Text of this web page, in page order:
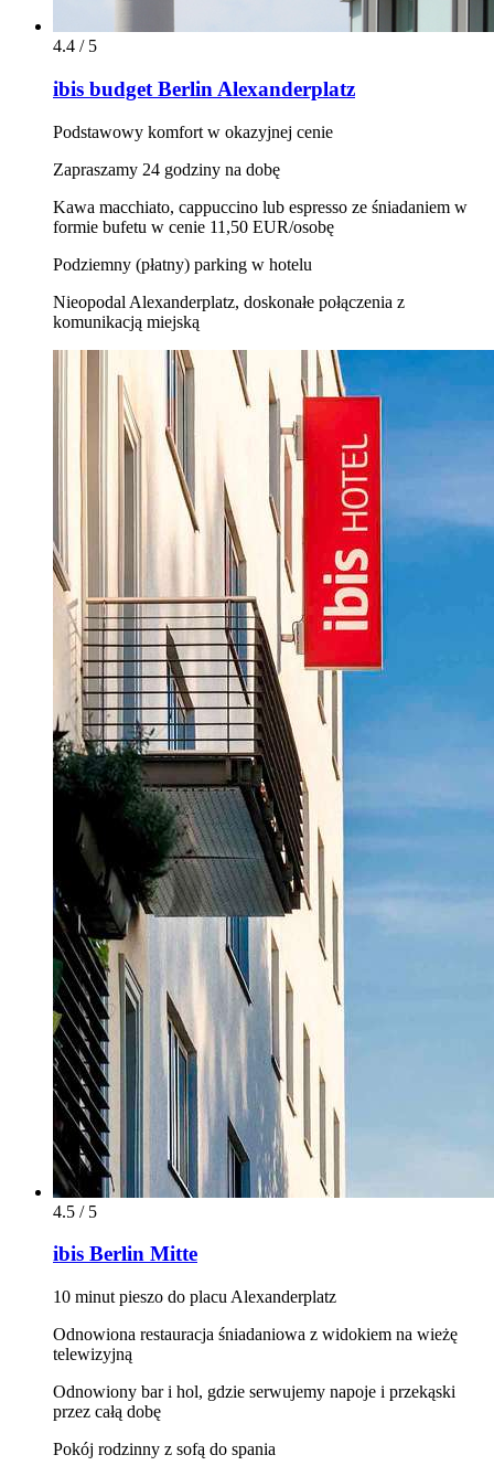
4.4 / 5
ibis budget Berlin Alexanderplatz
Podstawowy komfort w okazyjnej cenie
Zapraszamy 24 godziny na dobę
Kawa macchiato, cappuccino lub espresso ze śniadaniem w
formie bufetu w cenie 11,50 EUR/osobę
Podziemny (płatny) parking w hotelu
Nieopodal Alexanderplatz, doskonałe połączenia z
komunikacją miejską
4.5 / 5
ibis Berlin Mitte
10 minut pieszo do placu Alexanderplatz
Odnowiona restauracja śniadaniowa z widokiem na wieżę
telewizyjną
Odnowiony bar i hol, gdzie serwujemy napoje i przekąski
przez całą dobę
Pokój rodzinny z sofą do spania